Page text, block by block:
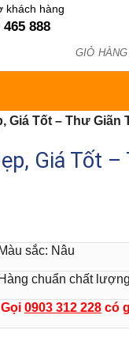
khách hàng
465 888
GIỎ HÀNG
Giá Tốt – Thư Giãn
Giá Tốt –
sắc: Nâu
chuẩn chất lượng
Gọi 0903 312 228 có
Tuyệt Vời số lượng